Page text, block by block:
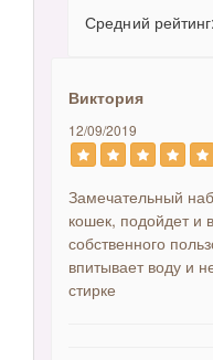
Средний
Виктория
12/09/2019
Замечательный
кошек, подойдет и
собственного
впитывает воду и
стирке